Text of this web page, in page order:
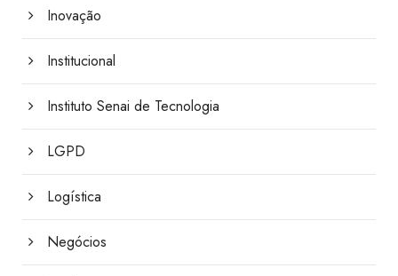
Inovação
Institucional
Instituto Senai de Tecnologia
LGPD
Logística
Negócios